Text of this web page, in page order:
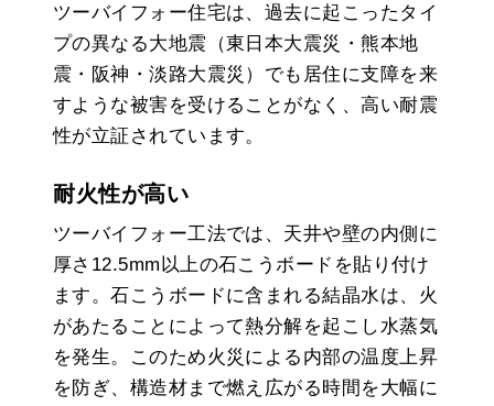
ツーバイフォー住宅は、過去に起こったタイ
プの異なる大地震（東日本大震災・熊本地
震・阪神・淡路大震災）でも居住に支障を来
すような被害を受けることがなく、高い耐震
性が立証されています。
耐火性が高い
ツーバイフォー工法では、天井や壁の内側に
厚さ12.5mm以上の石こうボードを貼り付け
ます。石こうボードに含まれる結晶水は、火
があたることによって熱分解を起こし水蒸気
を発生。このため火災による内部の温度上昇
を防ぎ、構造材まで燃え広がる時間を大幅に